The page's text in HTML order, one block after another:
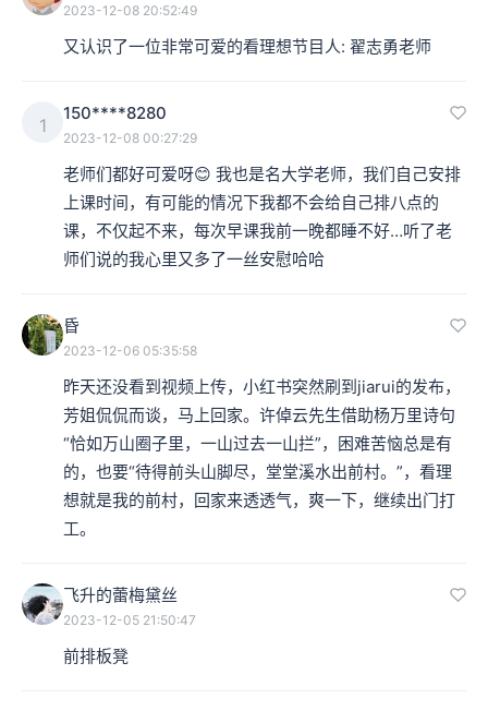
2023-12-08 20:52:49
又认识了一位非常可爱的看理想节目人: 翟志勇老师
1
150****8280
2023-12-08 00:27:29
老师们都好可爱呀😊 我也是名大学老师，我们自己安排
上课时间，有可能的情况下我都不会给自己排八点的
课，不仅起不来，每次早课我前一晚都睡不好…听了老
师们说的我心里又多了一丝安慰哈哈
昏
2023-12-06 05:35:58
昨天还没看到视频上传，小红书突然刷到jiarui的发布，
芳姐侃侃而谈，马上回家。许倬云先生借助杨万里诗句
“恰如万山圈子里，一山过去一山拦”，困难苦恼总是有
的，也要“待得前头山脚尽，堂堂溪水出前村。”，看理
想就是我的前村，回家来透透气，爽一下，继续出门打
工。
飞升的蕾梅黛丝
2023-12-05 21:50:47
前排板凳